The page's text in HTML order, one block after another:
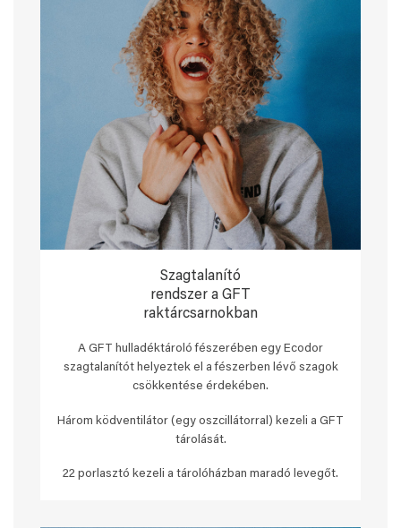
Szagtalanító
rendszer a GFT
raktárcsarnokban
A GFT hulladéktároló fészerében egy Ecodor
szagtalanítót helyeztek el a fészerben lévő szagok
csökkentése érdekében.
Három ködventilátor (egy oszcillátorral) kezeli a GFT
tárolását.
22 porlasztó kezeli a tárolóházban maradó levegőt.